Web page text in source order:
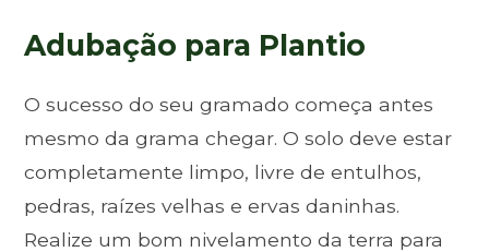
Adubação para Plantio
O sucesso do seu gramado começa antes
mesmo da grama chegar. O solo deve estar
completamente limpo, livre de entulhos,
pedras, raízes velhas e ervas daninhas.
Realize um bom nivelamento da terra para